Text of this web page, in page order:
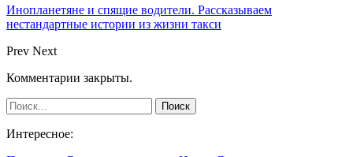
Инопланетяне и спящие водители. Рассказываем
нестандартные истории из жизни такси
Prev Next
Комментарии закрыты.
Интересное: